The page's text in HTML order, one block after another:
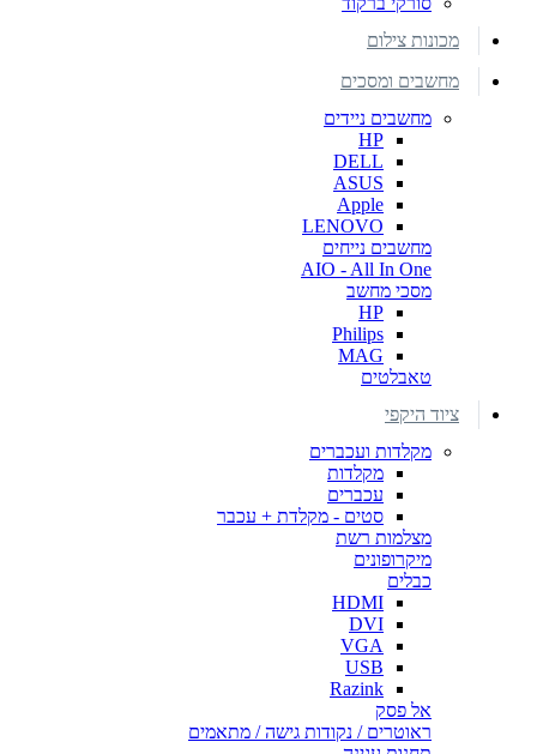
מכונות צילום
מחשבים ומסכים
מחשבים ניידים
HP
DELL
ASUS
Apple
LENOVO
מחשבים נייחים
AIO - All In One
מסכי מחשב
HP
Philips
MAG
טאבלטים
ציוד היקפי
מקלדות ועכברים
מקלדות
עכברים
סטים - מקלדת + עכבר
מצלמות רשת
מיקרופונים
כבלים
HDMI
DVI
VGA
USB
Razink
אל פסק
ראוטרים / נקודות גישה / מתאמים